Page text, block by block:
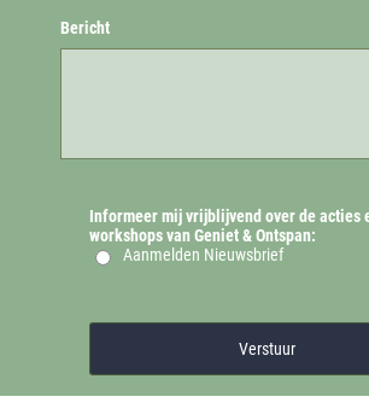
Bericht
Informeer mij vrijblijvend over de acties
workshops van Geniet & Ontspan:
Aanmelden Nieuwsbrief
Verstuur